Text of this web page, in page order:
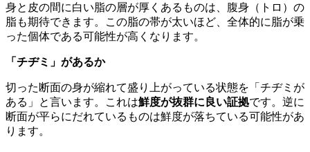
身と皮の間に白い脂の層が厚くあるものは、腹身（トロ）の
脂も期待できます。この脂の帯が太いほど、全体的に脂が乗
った個体である可能性が高くなります。
「チヂミ」があるか
切った断面の身が縮れて盛り上がっている状態を「チヂミが
ある」と言います。これは鮮度が抜群に良い証拠です。逆に
断面が平らにだれているものは鮮度が落ちている可能性があ
ります。